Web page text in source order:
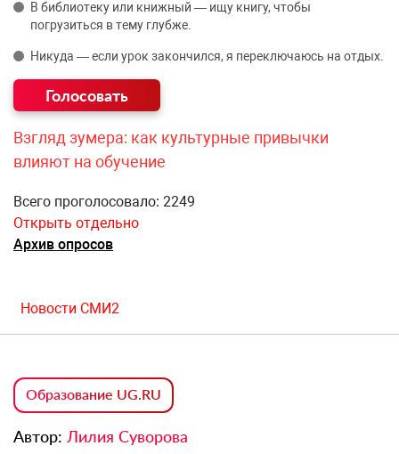
В библиотеку или книжный — ищу книгу, чтобы
погрузиться в тему глубже.
Никуда — если урок закончился, я переключаюсь на отдых.
Взгляд зумера: как культурные привычки
влияют на обучение
Всего проголосовало: 2249
Открыть отдельно
Архив опросов
Новости СМИ2
Образование UG.RU
Автор: Лилия Суворова